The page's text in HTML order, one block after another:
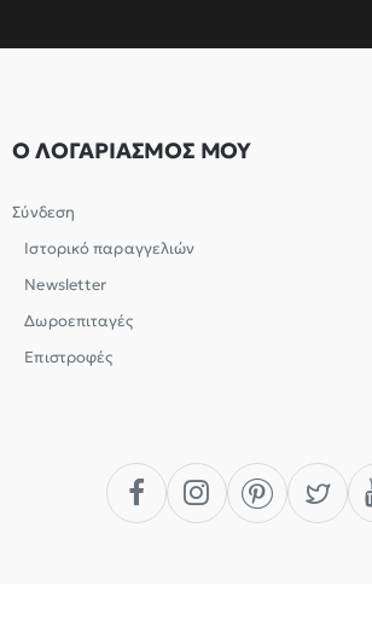
Ο ΛΟΓΑΡΙΑΣΜΟΣ ΜΟΥ
Σύνδεση
Ιστορικό παραγγελιών
Newsletter
Δωροεπιταγές
Επιστροφές